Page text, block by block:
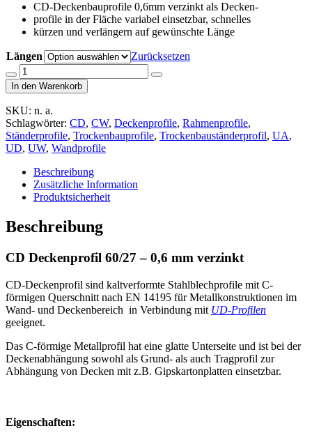
CD-Deckenbauprofile 0,6mm verzinkt als Decken-
profile in der Fläche variabel einsetzbar, schnelles
kürzen und verlängern auf gewünschte Länge
Längen
Zurücksetzen
Menge
von
CD-
Deckenprofil
Trockenbau
für
abgehängte
Decken
In den Warenkorb
SKU: n. a.
Schlagwörter: CD, CW, Deckenprofile, Rahmenprofile,
Ständerprofile, Trockenbauprofile, Trockenbauständerprofil, UA,
UD, UW, Wandprofile
Beschreibung
Zusätzliche Information
Produktsicherheit
Beschreibung
CD Deckenprofil 60/27 – 0,6 mm verzinkt
CD-Deckenprofil sind kaltverformte Stahlblechprofile mit C-
förmigen Querschnitt nach EN 14195 für Metallkonstruktionen im
Wand- und Deckenbereich in Verbindung mit UD-Profilen
geeignet.
Das C-förmige Metallprofil hat eine glatte Unterseite und ist bei der
Deckenabhängung sowohl als Grund- als auch Tragprofil zur
Abhängung von Decken mit z.B. Gipskartonplatten einsetzbar.
Eigenschaften: